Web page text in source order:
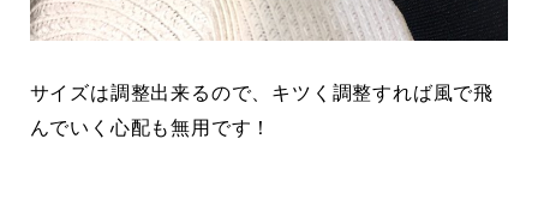
サイズは調整出来るので、キツく調整すれば風で飛
んでいく心配も無用です！